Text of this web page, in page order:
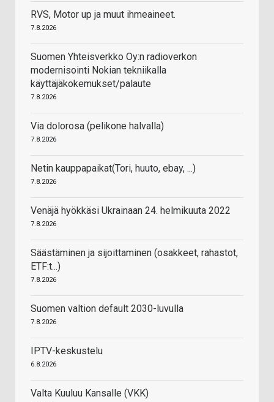
RVS, Motor up ja muut ihmeaineet.
7.8.2026
Suomen Yhteisverkko Oy:n radioverkon
modernisointi Nokian tekniikalla
käyttäjäkokemukset/palaute
7.8.2026
Via dolorosa (pelikone halvalla)
7.8.2026
Netin kauppapaikat(Tori, huuto, ebay, ...)
7.8.2026
Venäjä hyökkäsi Ukrainaan 24. helmikuuta 2022
7.8.2026
Säästäminen ja sijoittaminen (osakkeet, rahastot,
ETF:t...)
7.8.2026
Suomen valtion default 2030-luvulla
7.8.2026
IPTV-keskustelu
6.8.2026
Valta Kuuluu Kansalle (VKK)